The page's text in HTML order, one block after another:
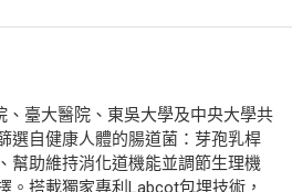
、臺大醫院、東吳大學及中央大學共
選自健康人體的腸道菌：芽孢乳桿
幫助維持消化道機能並調節生理機
。搭載獨家專利Labcot包埋技術，